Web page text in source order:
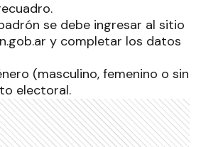
se debe ingresar al sitio
y completar los datos
(masculino, femenino o sin
electoral.